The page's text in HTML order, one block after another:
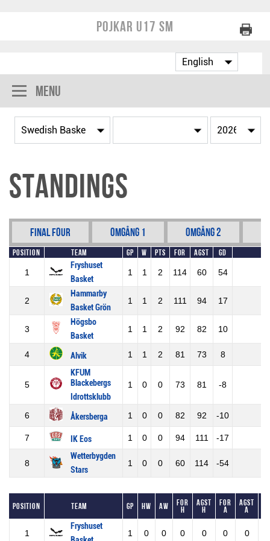
Pojkar U17 SM
Menu
Standings
Final Four Omgång 1 Omgång 2
Position Team GP W Pts For Agst GD
1
Fryshuset
Basket
1 1 2 114 60 54
2
Hammarby
Basket Grön
1 1 2 111 94 17
3
Högsbo
Basket
1 1 2 92 82 10
4 Alvik 1 1 2 81 73 8
5
KFUM
Blackebergs
Idrottsklubb
1 0 0 73 81 -8
6 Åkersberga 1 0 0 82 92 -10
7 IK Eos 1 0 0 94 111 -17
8
Wetterbygden
Stars
1 0 0 60 114 -54
Position Team GP HW AW For
H
Agst
H
For
A
Agst
A
1
Fryshuset
1 0 0 0 0 0 0